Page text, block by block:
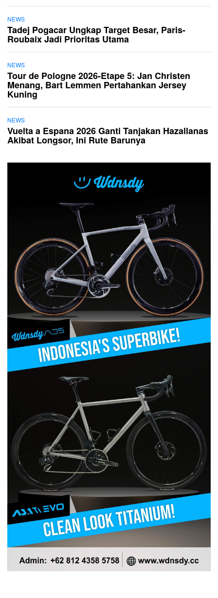
NEWS
Tadej Pogacar Ungkap Target Besar, Paris-
Roubaix Jadi Prioritas Utama
NEWS
Tour de Pologne 2026-Etape 5: Jan Christen
Menang, Bart Lemmen Pertahankan Jersey
Kuning
NEWS
Vuelta a Espana 2026 Ganti Tanjakan Hazallanas
Akibat Longsor, Ini Rute Barunya